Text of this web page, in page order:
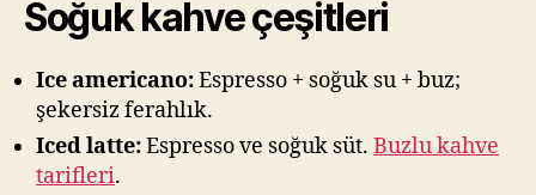
Soğuk kahve çeşitleri
Ice americano:Espresso + soğuk su + buz;
şekersiz ferahlık.
Iced latte:Espresso ve soğuk süt. Buzlu kahve
tarifleri.